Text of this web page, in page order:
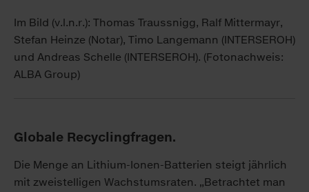
Im Bild (v.l.n.r.): Thomas Traussnigg, Ralf Mittermayr,
Stefan Heinze (Notar), Timo Langemann (INTERSEROH)
und Andreas Schelle (INTERSEROH). (Fotonachweis:
ALBA Group)
Globale Recyclingfragen.
Die Menge an Lithium-Ionen-Batterien steigt jährlich
mit zweistelligen Wachstumsraten. „Betrachtet man